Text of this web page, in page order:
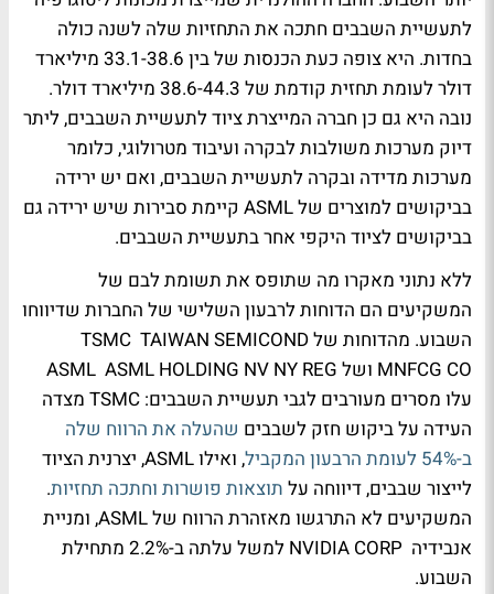
לתעשיית השבבים חתכה את התחזיות שלה לשנה כולה
בחדות. היא צופה כעת הכנסות של בין 33.1-38.6 מיליארד
דולר לעומת תחזית קודמת של 38.6-44.3 מיליארד דולר.
נובה היא גם כן חברה המייצרת ציוד לתעשיית השבבים, ליתר
דיוק מערכות משולבות לבקרה ועיבוד מטרולוגי, כלומר
מערכות מדידה ובקרה לתעשיית השבבים, ואם יש ירידה
בביקושים למוצרים של ASML קיימת סבירות שיש ירידה גם
בביקושים לציוד היקפי אחר בתעשיית השבבים.
ללא נתוני מאקרו מה שתופס את תשומת לבם של
המשקיעים הם הדוחות לרבעון השלישי של החברות שדיווחו
השבוע. מהדוחות של TSMC TAIWAN SEMICOND
MNFCG CO ושל ASML ASML HOLDING NV NY REG
עלו מסרים מעורבים לגבי תעשיית השבבים: TSMC מצדה
העידה על ביקוש חזק לשבבים שהעלה את הרווח שלה
ב-54% לעומת הרבעון המקביל
, ואילו ASML, יצרנית הציוד
לייצור שבבים, דיווחה על תוצאות פושרות וחתכה תחזיות.
המשקיעים לא התרגשו מאזהרת הרווח של ASML, ומניית
אנבידיה NVIDIA CORP למשל עלתה ב-2.2% מתחילת
השבוע.